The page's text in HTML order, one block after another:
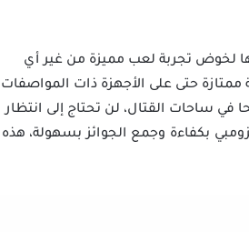
لخوض تجربة لعب مميزة من غير أي
حتى على الأجهزة ذات المواصفات
ساحات القتال، لن تحتاج إلى انتظار
بكفاءة وجمع الجوائز بسهولة، هذه